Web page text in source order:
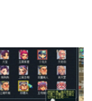
解一下吧！